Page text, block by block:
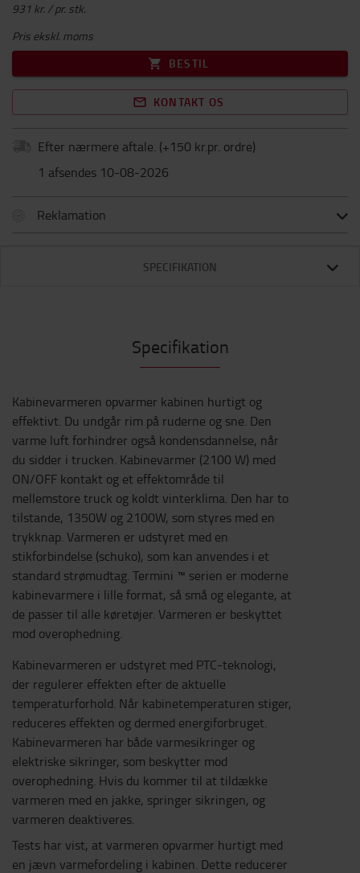
931 kr. / pr. stk.
Pris ekskl. moms
BESTIL
KONTAKT OS
Efter nærmere aftale. (+150 kr.pr. ordre)
1 afsendes 10-08-2026
Reklamation
SPECIFIKATION
Specifikation
Kabinevarmeren opvarmer kabinen hurtigt og
effektivt. Du undgår rim på ruderne og sne. Den
varme luft forhindrer også kondensdannelse, når
du sidder i trucken. Kabinevarmer (2100 W) med
ON/OFF kontakt og et effektområde til
mellemstore truck og koldt vinterklima. Den har to
tilstande, 1350W og 2100W, som styres med en
trykknap. Varmeren er udstyret med en
stikforbindelse (schuko), som kan anvendes i et
standard strømudtag. Termini ™ serien er moderne
kabinevarmere i lille format, så små og elegante, at
de passer til alle køretøjer. Varmeren er beskyttet
mod overophedning.
Kabinevarmeren er udstyret med PTC-teknologi,
der regulerer effekten efter de aktuelle
temperaturforhold. Når kabinetemperaturen stiger,
reduceres effekten og dermed energiforbruget.
Kabinevarmeren har både varmesikringer og
elektriske sikringer, som beskytter mod
overophedning. Hvis du kommer til at tildække
varmeren med en jakke, springer sikringen, og
varmeren deaktiveres.
Tests har vist, at varmeren opvarmer hurtigt med
en jævn varmefordeling i kabinen. Dette reducerer